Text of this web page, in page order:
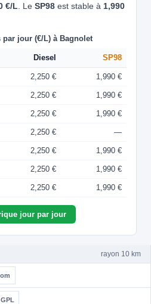
€/L . Le SP98 est stable à 1,990
jour (€/L) à Bagnolet
Diesel SP98
2,250 € 1,990 €
2,250 € 1,990 €
2,250 € 1,990 €
2,250 € —
2,250 € 1,990 €
2,250 € 1,990 €
2,250 € 1,990 €
jour par jour
rayon 10 km
GPL